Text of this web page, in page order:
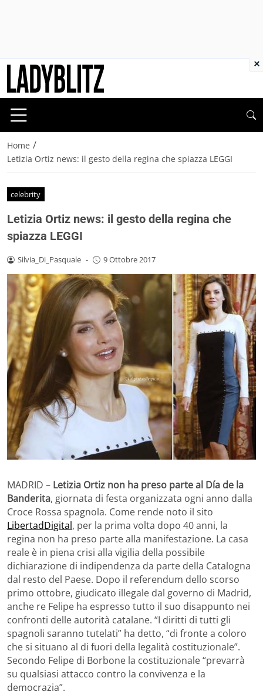
Home /
Letizia Ortiz news: il gesto della regina che spiazza LEGGI
celebrity
Letizia Ortiz news: il gesto della regina che
spiazza LEGGI
Silvia_Di_Pasquale - 9 Ottobre 2017
MADRID – Letizia Ortiz non ha preso parte al Día de la
Banderita, giornata di festa organizzata ogni anno dalla
Croce Rossa spagnola. Come rende noto il sito
LibertadDigital, per la prima volta dopo 40 anni, la
regina non ha preso parte alla manifestazione. La casa
reale è in piena crisi alla vigilia della possibile
dichiarazione di indipendenza da parte della Catalogna
dal resto del Paese. Dopo il referendum dello scorso
primo ottobre, giudicato illegale dal governo di Madrid,
anche re Felipe ha espresso tutto il suo disappunto nei
confronti delle autorità catalane. “I diritti di tutti gli
spagnoli saranno tutelati” ha detto, “di fronte a coloro
che si situano al di fuori della legalità costituzionale”.
Secondo Felipe di Borbone la costituzionale “prevarrà
su qualsiasi attacco contro la convivenza e la
democrazia”.
×